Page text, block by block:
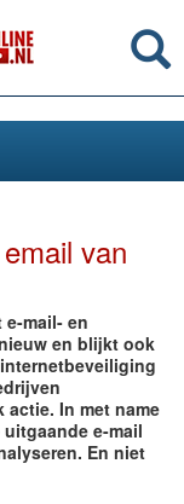
van
mail- en
en blijkt ook
In met name
e-mail
En niet